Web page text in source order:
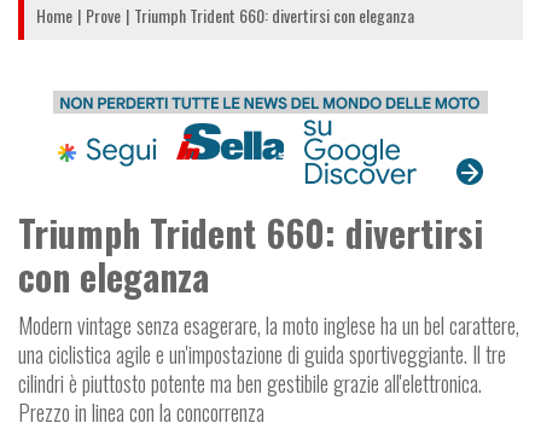
Home Prove Triumph Trident 660: divertirsi con eleganza
Triumph Trident 660: divertirsi
con eleganza
Modern vintage senza esagerare, la moto inglese ha un bel carattere,
una ciclistica agile e un'impostazione di guida sportiveggiante. Il tre
cilindri è piuttosto potente ma ben gestibile grazie all'elettronica.
Prezzo in linea con la concorrenza